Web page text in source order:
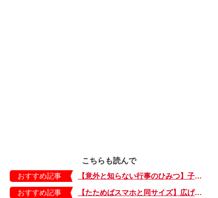
こちらも読んで
おすすめ記事
【意外と知らない行事のひみつ】子どもにはどう伝える？「お盆」って何だろう？
おすすめ記事
【たためばスマホと同サイズ】広げるとビビッドでジューシーな柄が目を引くコンパクトな「扇子」